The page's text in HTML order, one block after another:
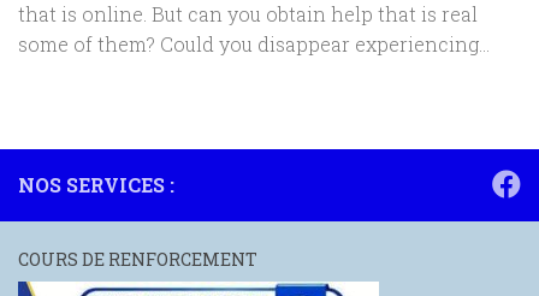
that is online. But can you obtain help that is real
some of them? Could you disappear experiencing...
NOS SERVICES :
COURS DE RENFORCEMENT